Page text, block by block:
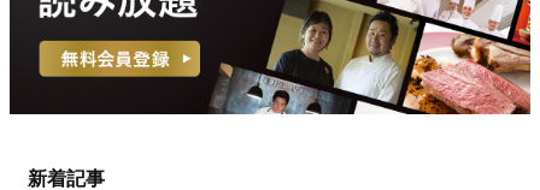
新着記事